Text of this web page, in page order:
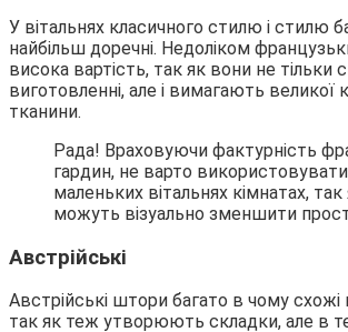
У вітальнях класичного стилю і стилю
найбільш доречні. Недоліком
висока вартість, так як вони не тільки
виготовленні, але і вимагають великої
тканини.
Рада! Враховуючи фактурність
гардин, не варто використовувати
маленьких вітальнях кімнатах,
можуть візуально зменшити
Австрійські
Австрійські штори багато в чому схожі
так як теж утворюють складки, але в